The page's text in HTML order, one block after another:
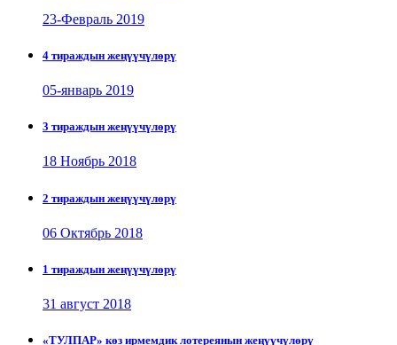
23-Февраль 2019
4 тираждын жеңүүчүлөрү
05-январь 2019
3 тираждын жеңүүчүлөрү
18 Ноябрь 2018
2 тираждын жеңүүчүлөрү
06 Октябрь 2018
1 тираждын жеңүүчүлөрү
31 август 2018
«ТУЛПАР» көз ирмемдик лотереянын жеңүүчүлөрү